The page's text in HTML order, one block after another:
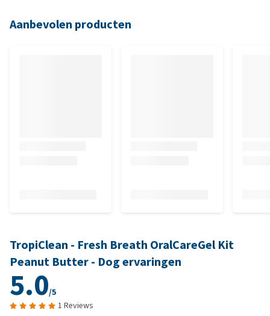
Aanbevolen producten
TropiClean - Fresh Breath OralCareGel Kit
Peanut Butter - Dog ervaringen
5.0/5
1 Reviews